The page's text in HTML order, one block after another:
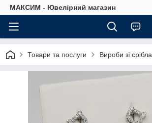
МАКСИМ - Ювелірний магазин
Товари та послуги Вироби зі срібла